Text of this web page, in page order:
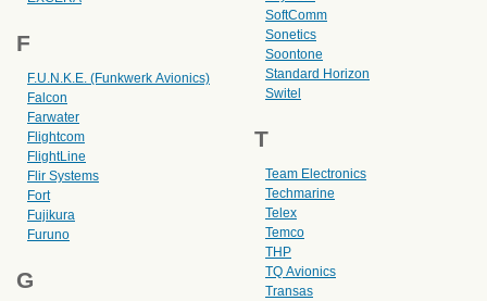
F
F.U.N.K.E. (Funkwerk Avionics)
Falcon
Farwater
Flightcom
FlightLine
Flir Systems
Fort
Fujikura
Furuno
G
SoftComm
Sonetics
Soontone
Standard Horizon
Switel
T
Team Electronics
Techmarine
Telex
Temco
THP
TQ Avionics
Transas